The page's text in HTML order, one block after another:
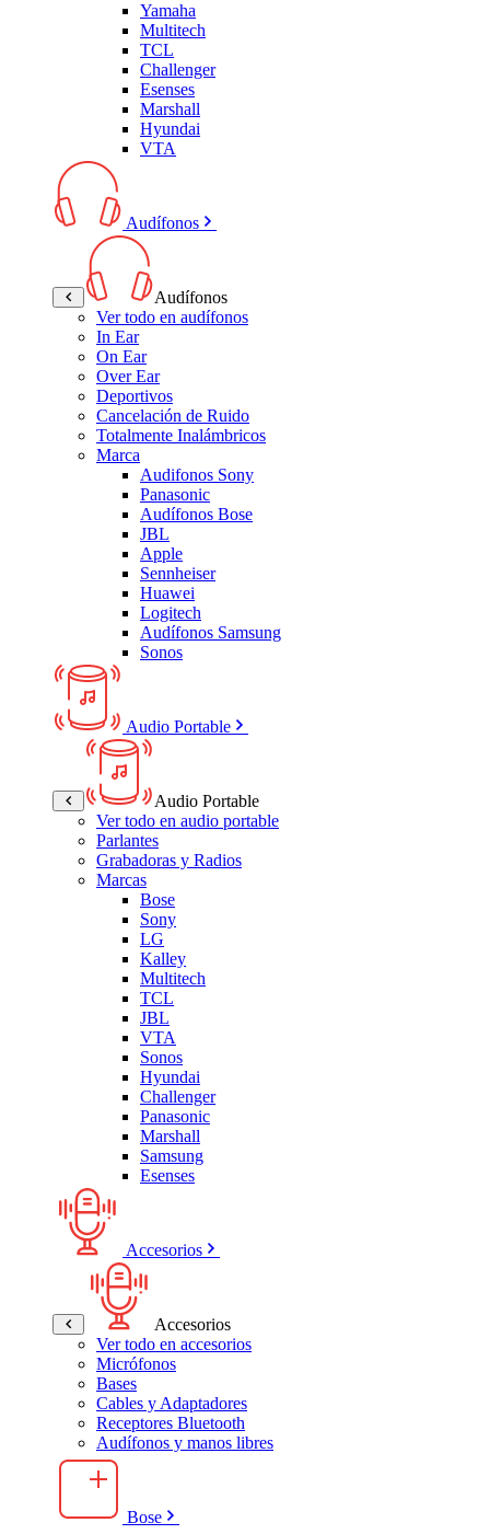
Yamaha
Multitech
TCL
Challenger
Esenses
Marshall
Hyundai
VTA
Audífonos
Audífonos
Ver todo en audífonos
In Ear
On Ear
Over Ear
Deportivos
Cancelación de Ruido
Totalmente Inalámbricos
Marca
Audifonos Sony
Panasonic
Audífonos Bose
JBL
Apple
Sennheiser
Huawei
Logitech
Audífonos Samsung
Sonos
Audio Portable
Audio Portable
Ver todo en audio portable
Parlantes
Grabadoras y Radios
Marcas
Bose
Sony
LG
Kalley
Multitech
TCL
JBL
VTA
Sonos
Hyundai
Challenger
Panasonic
Marshall
Samsung
Esenses
Accesorios
Accesorios
Ver todo en accesorios
Micrófonos
Bases
Cables y Adaptadores
Receptores Bluetooth
Audífonos y manos libres
Bose